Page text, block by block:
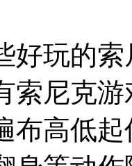
好玩的
索尼克
布高低